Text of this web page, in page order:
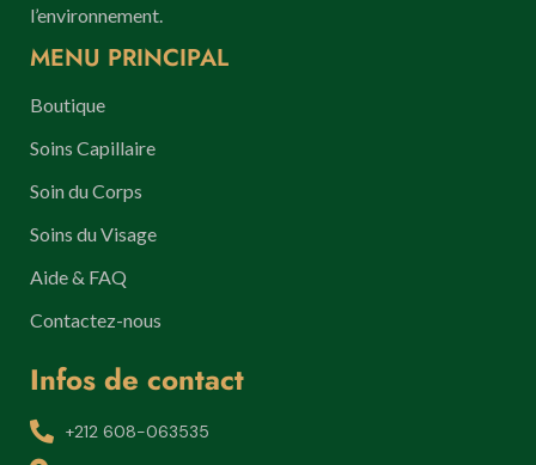
l’environnement.
MENU PRINCIPAL
Boutique
Soins Capillaire
Soin du Corps
Soins du Visage
Aide & FAQ
Contactez-nous
Infos de contact
+212 608-063535